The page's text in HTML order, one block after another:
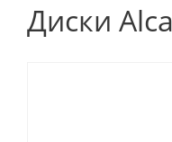
Диски